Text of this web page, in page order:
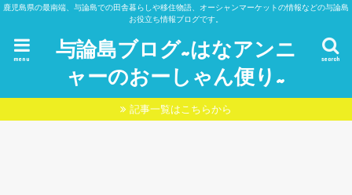
鹿児島県の最南端、与論島での田舎暮らしや移住物語、オーシャンマーケットの情報などの与論島
お役立ち情報ブログです。
与論島ブログ~はなアンニ
ャーのおーしゃん便り~
search
menu
記事一覧はこちらから